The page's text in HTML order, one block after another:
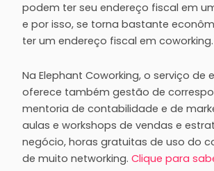
podem ter seu endereço fiscal em
e por isso, se torna bastante
ter um endereço fiscal em coworking.
Na Elephant Coworking, o serviço de
oferece também gestão de
mentoria de contabilidade e de
aulas e workshops de vendas e
negócio, horas gratuitas de uso do
de muito networking. Clique para